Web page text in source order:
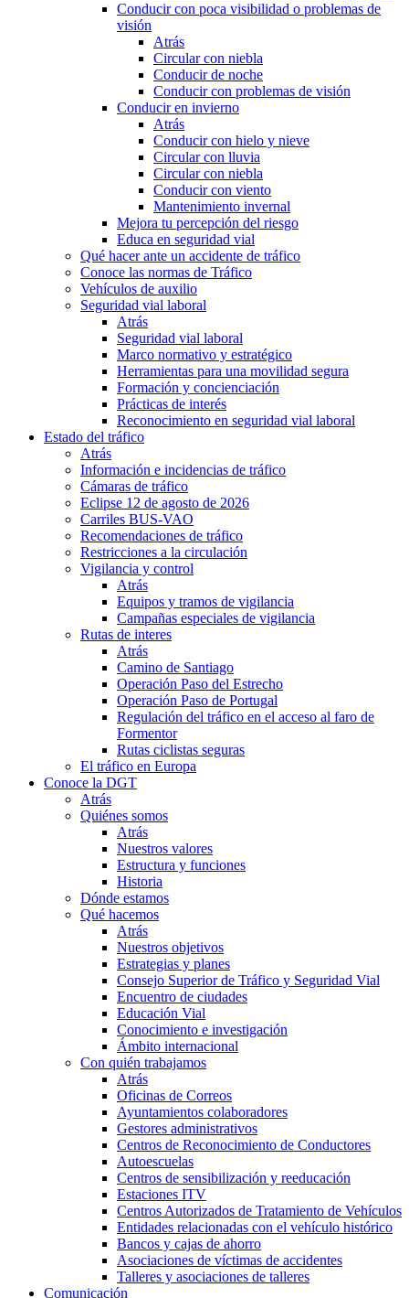
Conducir con poca visibilidad o problemas de
visión
Atrás
Circular con niebla
Conducir de noche
Conducir con problemas de visión
Conducir en invierno
Atrás
Conducir con hielo y nieve
Circular con lluvia
Circular con niebla
Conducir con viento
Mantenimiento invernal
Mejora tu percepción del riesgo
Educa en seguridad vial
Qué hacer ante un accidente de tráfico
Conoce las normas de Tráfico
Vehículos de auxilio
Seguridad vial laboral
Atrás
Seguridad vial laboral
Marco normativo y estratégico
Herramientas para una movilidad segura
Formación y concienciación
Prácticas de interés
Reconocimiento en seguridad vial laboral
Estado del tráfico
Atrás
Información e incidencias de tráfico
Cámaras de tráfico
Eclipse 12 de agosto de 2026
Carriles BUS-VAO
Recomendaciones de tráfico
Restricciones a la circulación
Vigilancia y control
Atrás
Equipos y tramos de vigilancia
Campañas especiales de vigilancia
Rutas de interes
Atrás
Camino de Santiago
Operación Paso del Estrecho
Operación Paso de Portugal
Regulación del tráfico en el acceso al faro de
Formentor
Rutas ciclistas seguras
El tráfico en Europa
Conoce la DGT
Atrás
Quiénes somos
Atrás
Nuestros valores
Estructura y funciones
Historia
Dónde estamos
Qué hacemos
Atrás
Nuestros objetivos
Estrategias y planes
Consejo Superior de Tráfico y Seguridad Vial
Encuentro de ciudades
Educación Vial
Conocimiento e investigación
Ámbito internacional
Con quién trabajamos
Atrás
Oficinas de Correos
Ayuntamientos colaboradores
Gestores administrativos
Centros de Reconocimiento de Conductores
Autoescuelas
Centros de sensibilización y reeducación
Estaciones ITV
Centros Autorizados de Tratamiento de Vehículos
Entidades relacionadas con el vehículo histórico
Bancos y cajas de ahorro
Asociaciones de víctimas de accidentes
Talleres y asociaciones de talleres
Comunicación